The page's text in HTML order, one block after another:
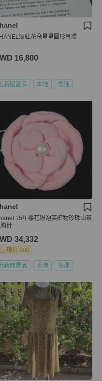
酒紅花朵星星圓形耳環
16,800
新閒置品 本地 免運
15年樱花粉泡芙织物珍珠山茶
针
34,332
現折 800
新閒置品 香港 免運